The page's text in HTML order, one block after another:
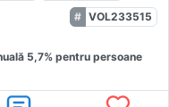
VOL233515
5,7% pentru persoane